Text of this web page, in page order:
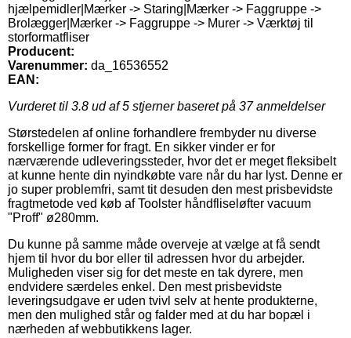
hjælpemidler|Mærker -> Staring|Mærker -> Faggruppe ->
Brolægger|Mærker -> Faggruppe -> Murer -> Værktøj til
storformatfliser
Producent:
Varenummer: da_16536552
EAN:
Vurderet til 3.8 ud af 5 stjerner baseret på 37anmeldelser
Størstedelen af online forhandlere frembyder nu diverse
forskellige former for fragt. En sikker vinder er for
nærværende udleveringssteder, hvor det er meget fleksibelt
at kunne hente din nyindkøbte vare når du har lyst. Denne er
jo super problemfri, samt tit desuden den mest prisbevidste
fragtmetode ved køb af Toolster håndfliseløfter vacuum
"Proff" ø280mm.
Du kunne på samme måde overveje at vælge at få sendt
hjem til hvor du bor eller til adressen hvor du arbejder.
Muligheden viser sig for det meste en tak dyrere, men
endvidere særdeles enkel. Den mest prisbevidste
leveringsudgave er uden tvivl selv at hente produkterne,
men den mulighed står og falder med at du har bopæl i
nærheden af webbutikkens lager.